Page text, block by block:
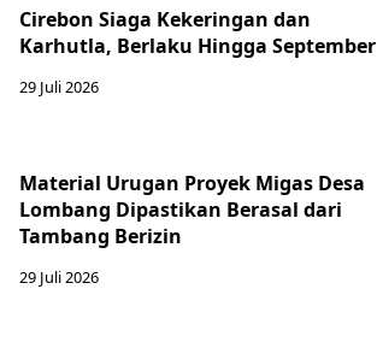
Cirebon Siaga Kekeringan dan
Karhutla, Berlaku Hingga September
29 Juli 2026
Material Urugan Proyek Migas Desa
Lombang Dipastikan Berasal dari
Tambang Berizin
29 Juli 2026